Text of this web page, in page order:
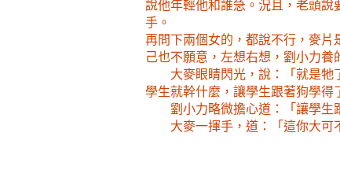
說他年輕他和誰急。況且，老頭說
手。
再問下兩個女的，都說不行，麥片
己也不願意，左想右想，劉小力養
大麥眼睛閃光，說：「就是牠
學生就幹什麼，讓學生跟著狗學得
劉小力略微擔心道：「讓學生
大麥一揮手，道：「這你大可